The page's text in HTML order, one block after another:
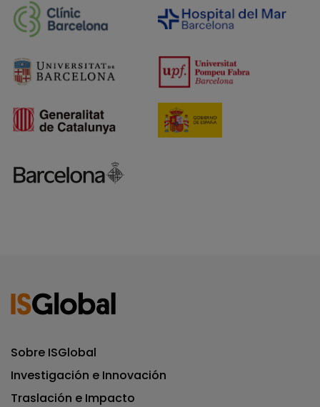
Sobre ISGlobal
Investigación e Innovación
Traslación e Impacto